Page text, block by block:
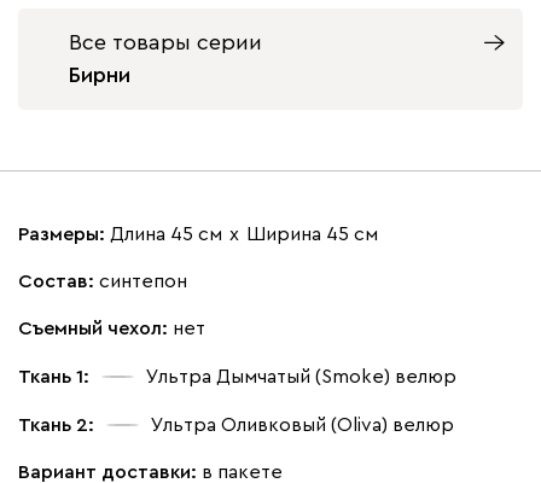
Все товары серии
Бирни
Размеры: Длина 45 см х Ширина 45 см
Состав: синтепон
Съемный чехол: нет
Ткань 1: Ультра Дымчатый (Smoke) велюр
Ткань 2: Ультра Оливковый (Oliva) велюр
Вариант доставки: в пакете